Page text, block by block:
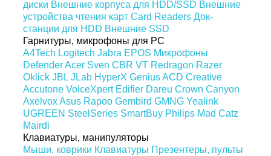
диски Внешние корпуса для HDD/SSD Внешние
устройства чтения карт Card Readers Док-
станции для HDD Внешние SSD
Гарнитуры, микрофоны для PC
A4Tech Logitech Jabra EPOS Микрофоны
DefenderAcer Sven CBR VT Redragon Razer
Oklick JBL JLab HyperX GeniusACD Creative
Accutone VoiceXpert Edifier Dareu Crown Canyon
AxelvoxAsus Rapoo Gembird GMNG Yealink
UGREEN SteelSeries SmartBuy Philips Mad Catz
Mairdi
Клавиатуры, манипуляторы
Мыши, коврики Клавиатуры Презентеры, пульты